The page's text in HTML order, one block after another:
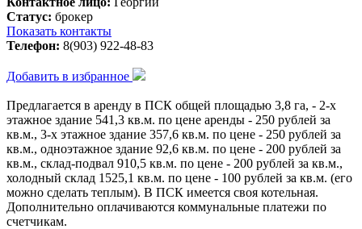
Статус: брокер
Показать контакты
Телефон: 8(903) 922-48-83
Добавить в избранное
Предлагается в аренду в ПСК общей площадью 3,8 га, - 2-х
этажное здание 541,3 кв.м. по цене аренды - 250 рублей за
кв.м., 3-х этажное здание 357,6 кв.м. по цене - 250 рублей за
кв.м., одноэтажное здание 92,6 кв.м. по цене - 200 рублей за
кв.м., склад-подвал 910,5 кв.м. по цене - 200 рублей за кв.м.,
холодный склад 1525,1 кв.м. по цене - 100 рублей за кв.м. (его
можно сделать теплым). В ПСК имеется своя котельная.
Дополнительно оплачиваются коммунальные платежи по
счетчикам.